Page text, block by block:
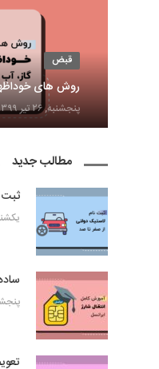
قبض
روش های
پنجشنبه, ۲۶ تیر ۱۳۹۹
مطالب جدید
ثبت
یکشنبه, ۲۷
پنجشنبه,